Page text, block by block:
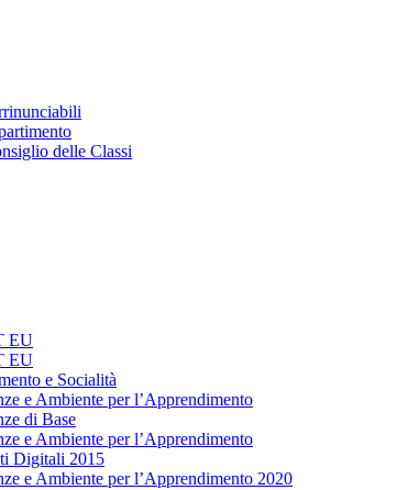
delle Classi
EU
EU
e Socialità
e Ambiente per l’Apprendimento
di Base
e Ambiente per l’Apprendimento
Digitali 2015
e Ambiente per l’Apprendimento 2020